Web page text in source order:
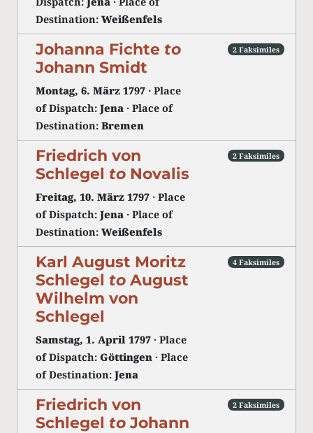
Destination: Weißenfels
Johanna Fichte to
Johann Smidt
Montag, 6. März 1797 · Place
of Dispatch: Jena · Place of
Destination: Bremen
2 Faksimiles
Friedrich von
Schlegel to Novalis
Freitag, 10. März 1797 · Place
of Dispatch: Jena · Place of
Destination: Weißenfels
2 Faksimiles
Karl August Moritz
Schlegel to August
Wilhelm von
Schlegel
Samstag, 1. April 1797 · Place
of Dispatch: Göttingen · Place
of Destination: Jena
4 Faksimiles
Friedrich von
Schlegel to Johann
2 Faksimiles